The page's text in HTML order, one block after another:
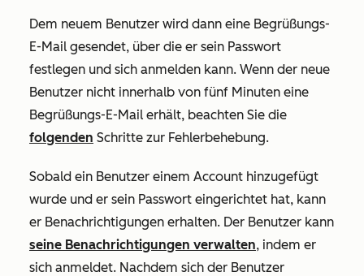
Dem neuem Benutzer wird dann eine Begrüßungs-
E-Mail gesendet, über die er sein Passwort
festlegen und sich anmelden kann. Wenn der neue
Benutzer nicht innerhalb von fünf Minuten eine
Begrüßungs-E-Mail erhält, beachten Sie die
folgenden Schritte zur Fehlerbehebung.
Sobald ein Benutzer einem Account hinzugefügt
wurde und er sein Passwort eingerichtet hat, kann
er Benachrichtigungen erhalten. Der Benutzer kann
seine Benachrichtigungen verwalten, indem er
sich anmeldet. Nachdem sich der Benutzer